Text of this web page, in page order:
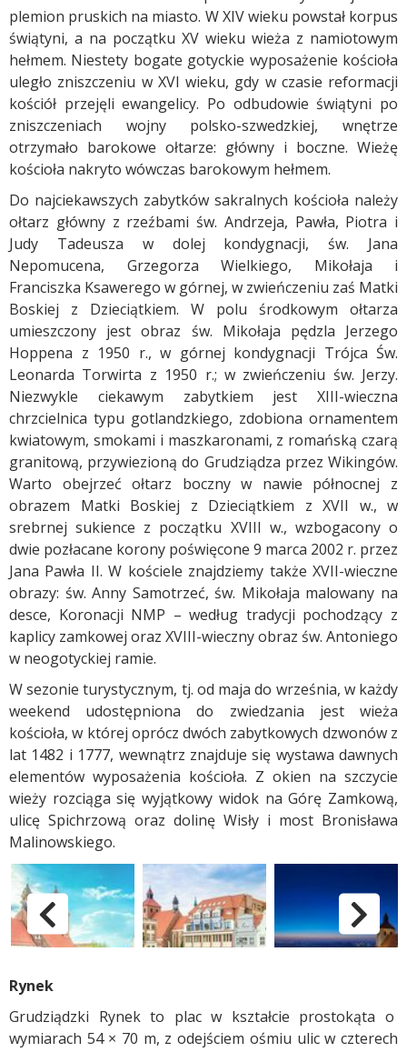
plemion pruskich na miasto. W XIV wieku powstał korpus
świątyni, a na początku XV wieku wieża z namiotowym
hełmem. Niestety bogate gotyckie wyposażenie kościoła
uległo zniszczeniu w XVI wieku, gdy w czasie reformacji
kościół przejęli ewangelicy. Po odbudowie świątyni po
zniszczeniach wojny polsko-szwedzkiej, wnętrze
otrzymało barokowe ołtarze: główny i boczne. Wieżę
kościoła nakryto wówczas barokowym hełmem.
Do najciekawszych zabytków sakralnych kościoła należy
ołtarz główny z rzeźbami św. Andrzeja, Pawła, Piotra i
Judy Tadeusza w dolej kondygnacji, św. Jana
Nepomucena, Grzegorza Wielkiego, Mikołaja i
Franciszka Ksawerego w górnej, w zwieńczeniu zaś Matki
Boskiej z Dzieciątkiem. W polu środkowym ołtarza
umieszczony jest obraz św. Mikołaja pędzla Jerzego
Hoppena z 1950 r., w górnej kondygnacji Trójca Św.
Leonarda Torwirta z 1950 r.; w zwieńczeniu św. Jerzy.
Niezwykle ciekawym zabytkiem jest XIII-wieczna
chrzcielnica typu gotlandzkiego, zdobiona ornamentem
kwiatowym, smokami i maszkaronami, z romańską czarą
granitową, przywiezioną do Grudziądza przez Wikingów.
Warto obejrzeć ołtarz boczny w nawie północnej z
obrazem Matki Boskiej z Dzieciątkiem z XVII w., w
srebrnej sukience z początku XVIII w., wzbogacony o
dwie pozłacane korony poświęcone 9 marca 2002 r. przez
Jana Pawła II. W kościele znajdziemy także XVII-wieczne
obrazy: św. Anny Samotrzeć, św. Mikołaja malowany na
desce, Koronacji NMP – według tradycji pochodzący z
kaplicy zamkowej oraz XVIII-wieczny obraz św. Antoniego
w neogotyckiej ramie.
W sezonie turystycznym, tj. od maja do września, w każdy
weekend udostępniona do zwiedzania jest wieża
kościoła, w której oprócz dwóch zabytkowych dzwonów z
lat 1482 i 1777, wewnątrz znajduje się wystawa dawnych
elementów wyposażenia kościoła. Z okien na szczycie
wieży rozciąga się wyjątkowy widok na Górę Zamkową,
ulicę Spichrzową oraz dolinę Wisły i most Bronisława
Malinowskiego.
Bazylika św. Mikołaja
pokaż poprzednie
Rynek
Grudziądzki Rynek to plac w kształcie prostokąta o
wymiarach 54 × 70 m, z odejściem ośmiu ulic w czterech